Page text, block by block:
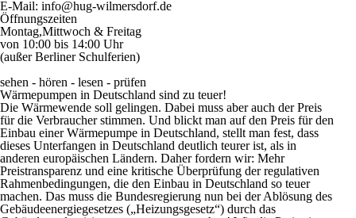
E-Mail: info@hug-wilmersdorf.de
Öffnungszeiten
Montag,Mittwoch & Freitag
von 10:00 bis 14:00 Uhr
(außer Berliner Schulferien)
sehen - hören - lesen - prüfen
Wärmepumpen in Deutschland sind zu teuer!
Die Wärmewende soll gelingen. Dabei muss aber auch der Preis
für die Verbraucher stimmen. Und blickt man auf den Preis für den
Einbau einer Wärmepumpe in Deutschland, stellt man fest, dass
dieses Unterfangen in Deutschland deutlich teurer ist, als in
anderen europäischen Ländern. Daher fordern wir: Mehr
Preistransparenz und eine kritische Überprüfung der regulativen
Rahmenbedingungen, die den Einbau in Deutschland so teuer
machen. Das muss die Bundesregierung nun bei der Ablösung des
Gebäudeenergiegesetzes („Heizungsgesetz“) durch das